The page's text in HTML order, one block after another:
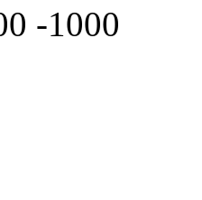
-1000